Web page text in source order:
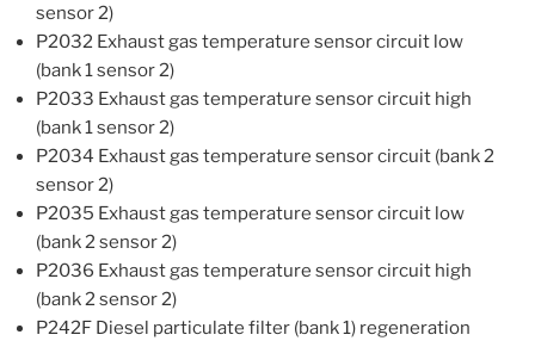
sensor 2)
P2032 Exhaust gas temperature sensor circuit low
(bank 1 sensor 2)
P2033 Exhaust gas temperature sensor circuit high
(bank 1 sensor 2)
P2034 Exhaust gas temperature sensor circuit (bank 2
sensor 2)
P2035 Exhaust gas temperature sensor circuit low
(bank 2 sensor 2)
P2036 Exhaust gas temperature sensor circuit high
(bank 2 sensor 2)
P242F Diesel particulate filter (bank 1) regeneration